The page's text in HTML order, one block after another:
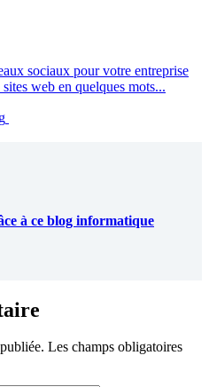
sociaux pour votre entreprise
web en quelques mots...
à ce blog informatique
Les champs obligatoires